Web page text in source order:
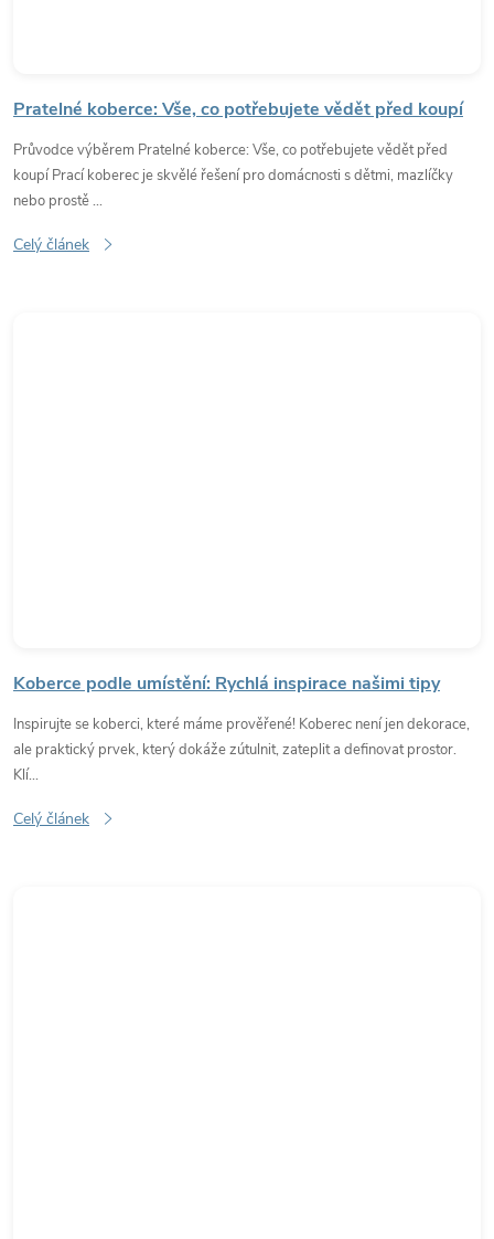
Pratelné koberce: Vše, co potřebujete vědět před koupí
Průvodce výběrem Pratelné koberce: Vše, co potřebujete vědět před
koupí Prací koberec je skvělé řešení pro domácnosti s dětmi, mazlíčky
nebo prostě ...
Celý článek
Koberce podle umístění: Rychlá inspirace našimi tipy
Inspirujte se koberci, které máme prověřené! Koberec není jen dekorace,
ale praktický prvek, který dokáže zútulnit, zateplit a definovat prostor.
Klí...
Celý článek